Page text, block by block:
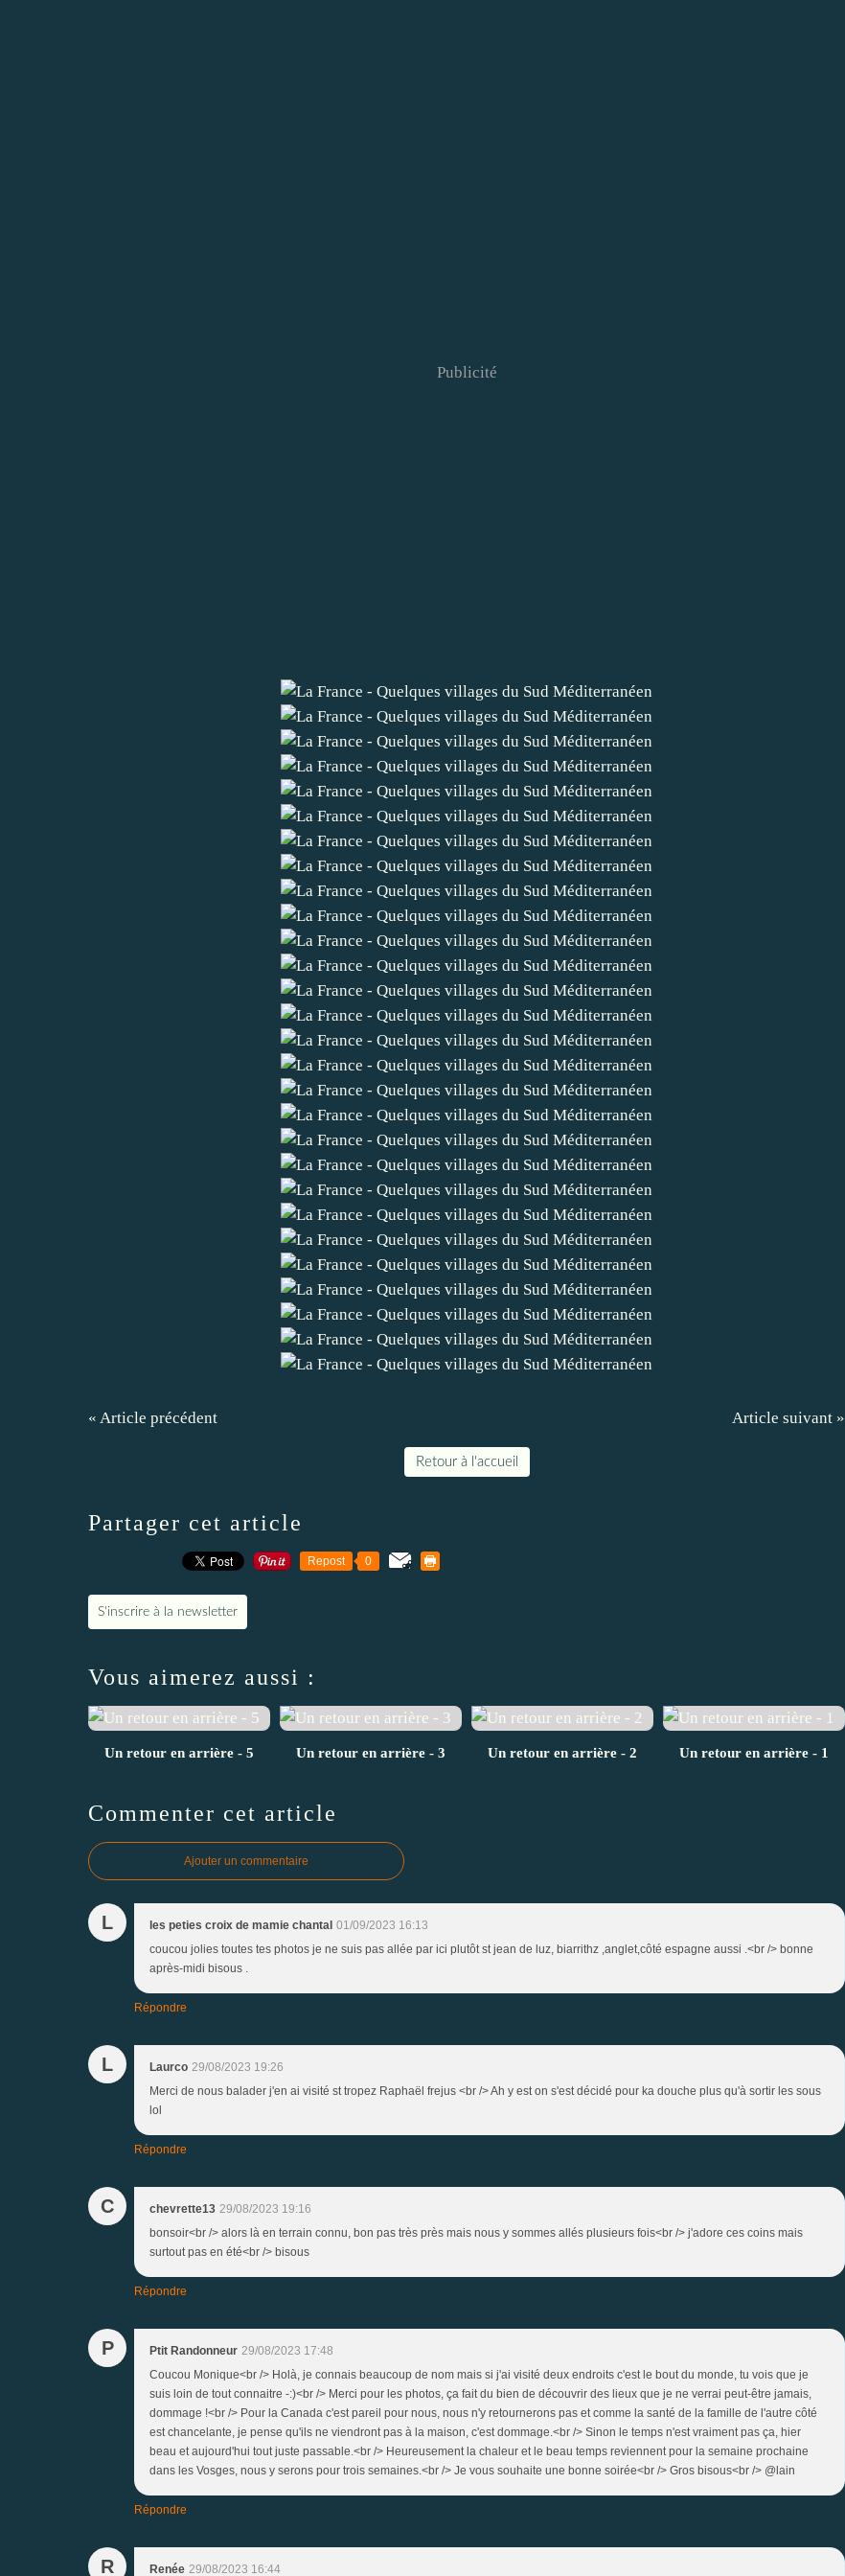
Publicité
« Article précédent Article suivant »
Retour à l'accueil
Partager cet article
Repost 0
S'inscrire à la newsletter
Vous aimerez aussi :
Un retour en arrière - 5 Un retour en arrière - 3 Un retour en arrière - 2 Un retour en arrière - 1
Commenter cet article
Ajouter un commentaire
L les peties croix de mamie chantal 01/09/2023 16:13
coucou jolies toutes tes photos je ne suis pas allée par ici plutôt st jean de luz, biarrithz ,anglet,côté espagne aussi .<br /> bonne
après-midi bisous .
Répondre
L Laurco 29/08/2023 19:26
Merci de nous balader j'en ai visité st tropez Raphaël frejus <br /> Ah y est on s'est décidé pour ka douche plus qu'à sortir les sous
lol
Répondre
C chevrette13 29/08/2023 19:16
bonsoir<br /> alors là en terrain connu, bon pas très près mais nous y sommes allés plusieurs fois<br /> j'adore ces coins mais
surtout pas en été<br /> bisous
Répondre
P Ptit Randonneur 29/08/2023 17:48
Coucou Monique<br /> Holà, je connais beaucoup de nom mais si j'ai visité deux endroits c'est le bout du monde, tu vois que je
suis loin de tout connaitre -:)<br /> Merci pour les photos, ça fait du bien de découvrir des lieux que je ne verrai peut-être jamais,
dommage !<br /> Pour la Canada c'est pareil pour nous, nous n'y retournerons pas et comme la santé de la famille de l'autre côté
est chancelante, je pense qu'ils ne viendront pas à la maison, c'est dommage.<br /> Sinon le temps n'est vraiment pas ça, hier
beau et aujourd'hui tout juste passable.<br /> Heureusement la chaleur et le beau temps reviennent pour la semaine prochaine
dans les Vosges, nous y serons pour trois semaines.<br /> Je vous souhaite une bonne soirée<br /> Gros bisous<br /> @lain
Répondre
R Renée 29/08/2023 16:44